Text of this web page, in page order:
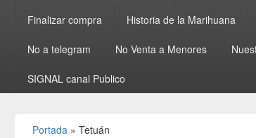
Finalizar compra Historia de la Marihuana
No a telegram No Venta a Menores
SIGNAL canal Publico
Portada » Tetuán